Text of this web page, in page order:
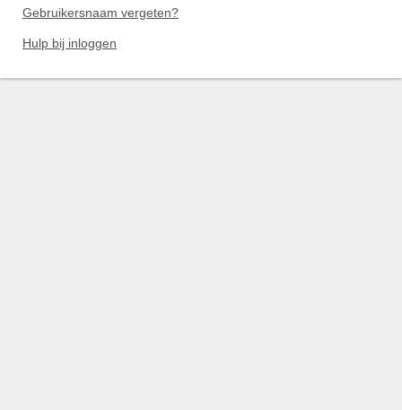
Gebruikersnaam vergeten?
Hulp bij inloggen